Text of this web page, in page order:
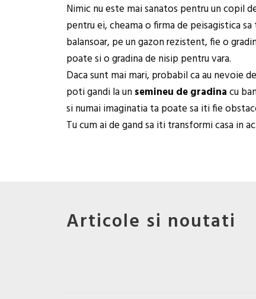
Nimic nu este mai sanatos pentru un copil
pentru ei, cheama o firma de peisagistica
balansoar, pe un gazon rezistent, fie o
poate si o gradina de nisip pentru vara.
Daca sunt mai mari, probabil ca au nevoie
poti gandi la unsemineu de gradinacu
si numai imaginatia ta poate sa iti fie
Tu cum ai de gand sa iti transformi casa in
Articole si noutati